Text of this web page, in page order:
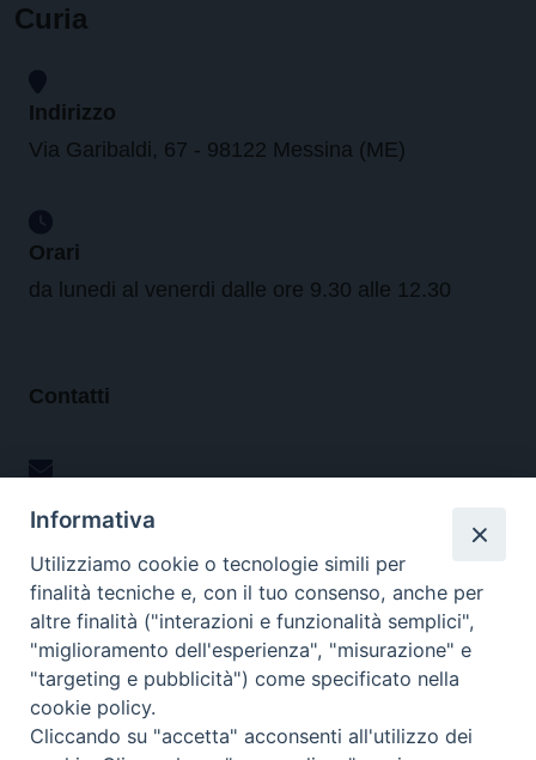
Curia
Indirizzo
Via Garibaldi, 67 - 98122 Messina (ME)
Orari
da lunedi al venerdi dalle ore 9.30 alle 12.30
Contatti
arcivescovo.messina@tin.it
Canali social
Informativa
Utilizziamo cookie o tecnologie simili per
finalità tecniche e, con il tuo consenso, anche per
altre finalità ("interazioni e funzionalità semplici",
"miglioramento dell'esperienza", "misurazione" e
"targeting e pubblicità") come specificato nella
cookie policy.
Cliccando su "accetta" acconsenti all'utilizzo dei